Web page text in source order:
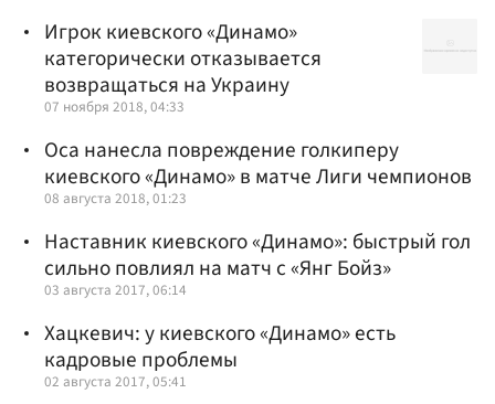
Игрок киевского «Динамо»
категорически отказывается
возвращаться на Украину
07 ноября 2018, 04:33
Оса нанесла повреждение голкиперу
киевского «Динамо» в матче Лиги чемпионов
08 августа 2018, 01:23
Наставник киевского «Динамо»: быстрый гол
сильно повлиял на матч с «Янг Бойз»
03 августа 2017, 06:14
Хацкевич: у киевского «Динамо» есть
кадровые проблемы
02 августа 2017, 05:41